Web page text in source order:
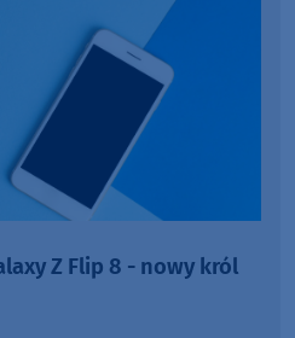
Z Flip 8 - nowy król